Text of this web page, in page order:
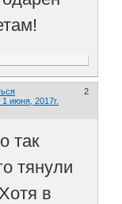
2
1 июня, 2017г.
так
тянули
в